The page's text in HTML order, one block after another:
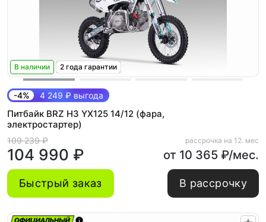
В наличии 2 года гарантии
-4% 4 249 ₽ выгода
Питбайк BRZ H3 YX125 14/12 (фара,
электростартер)
109 239 ₽
104 990 ₽
рассрочка на 12. мес
от 10 365 ₽/мес.
Быстрый заказ В рассрочку